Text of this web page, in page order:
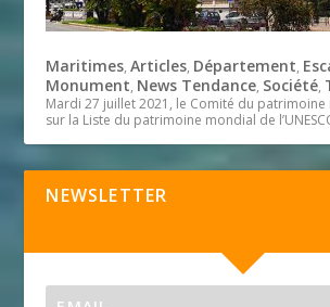
Maritimes,Articles, Département,
Monument, News Tendance, Société,
Mardi 27 juillet 2021, le Comité du
sur la Liste du patrimoine mondial de
NEWSLETTER